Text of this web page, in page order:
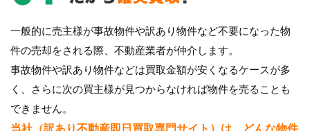
一般的に売主様が事故物件や訳あり物件など不要になった物
件の売却をされる際、不動産業者が仲介します。
事故物件や訳あり物件などは買取金額が安くなるケースが多
く、さらに次の買主様が見つからなければ物件を売ることも
できません。
当社（訳あり不動産即日買取専門サイト）は、どんな物件